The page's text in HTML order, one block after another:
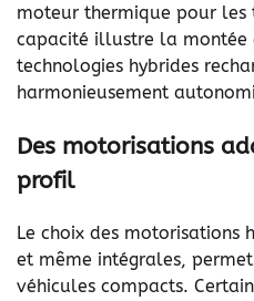
moteur thermique pour les
capacité illustre la montée
technologies hybrides
harmonieusement
Des motorisations
profil
Le choix des motorisations
et même intégrales,
véhicules compacts.